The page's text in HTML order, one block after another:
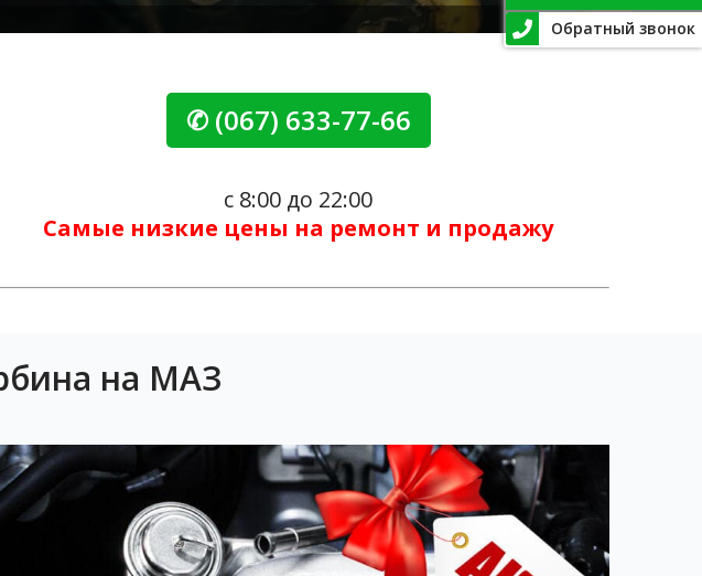
Обратный звонок
✆ (067) 633-77-66
с 8:00 до 22:00
Самые низкие цены на ремонт и продажу
на МАЗ